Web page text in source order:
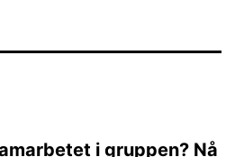
i gruppen? Nå